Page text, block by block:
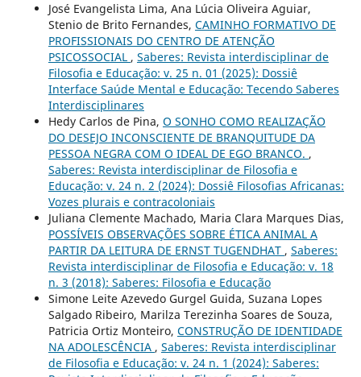
José Evangelista Lima, Ana Lúcia Oliveira Aguiar,
Stenio de Brito Fernandes, CAMINHO FORMATIVO DE
PROFISSIONAIS DO CENTRO DE ATENÇÃO
PSICOSSOCIAL , Saberes: Revista interdisciplinar de
Filosofia e Educação: v. 25 n. 01 (2025): Dossiê
Interface Saúde Mental e Educação: Tecendo Saberes
Interdisciplinares
Hedy Carlos de Pina, O SONHO COMO REALIZAÇÃO
DO DESEJO INCONSCIENTE DE BRANQUITUDE DA
PESSOA NEGRA COM O IDEAL DE EGO BRANCO. ,
Saberes: Revista interdisciplinar de Filosofia e
Educação: v. 24 n. 2 (2024): Dossiê Filosofias Africanas:
Vozes plurais e contracoloniais
Juliana Clemente Machado, Maria Clara Marques Dias,
POSSÍVEIS OBSERVAÇÕES SOBRE ÉTICA ANIMAL A
PARTIR DA LEITURA DE ERNST TUGENDHAT , Saberes:
Revista interdisciplinar de Filosofia e Educação: v. 18
n. 3 (2018): Saberes: Filosofia e Educação
Simone Leite Azevedo Gurgel Guida, Suzana Lopes
Salgado Ribeiro, Marilza Terezinha Soares de Souza,
Patricia Ortiz Monteiro, CONSTRUÇÃO DE IDENTIDADE
NA ADOLESCÊNCIA , Saberes: Revista interdisciplinar
de Filosofia e Educação: v. 24 n. 1 (2024): Saberes: